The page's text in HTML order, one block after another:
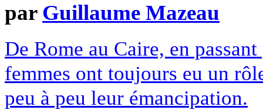
par Guillaume Mazeau
De Rome au Caire, en
femmes ont toujours eu un
peu à peu leur émancipation.